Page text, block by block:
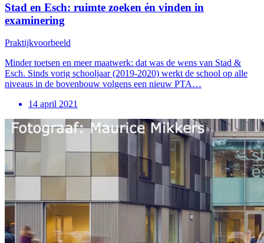
Stad en Esch: ruimte zoeken én vinden in
examinering
Praktijkvoorbeeld
Minder toetsen en meer maatwerk: dat was de wens van Stad &
Esch. Sinds vorig schooljaar (2019-2020) werkt de school op alle
niveaus in de bovenbouw volgens een nieuw PTA…
14 april 2021